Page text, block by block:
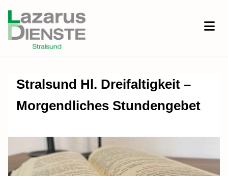
Stralsund Hl. Dreifaltigkeit –
Morgendliches Stundengebet